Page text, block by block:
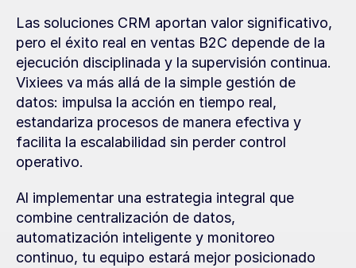
Las soluciones CRM aportan valor significativo,
pero el éxito real en ventas B2C depende de la
ejecución disciplinada y la supervisión continua.
Vixiees va más allá de la simple gestión de
datos: impulsa la acción en tiempo real,
estandariza procesos de manera efectiva y
facilita la escalabilidad sin perder control
operativo.
Al implementar una estrategia integral que
combine centralización de datos,
automatización inteligente y monitoreo
continuo, tu equipo estará mejor posicionado